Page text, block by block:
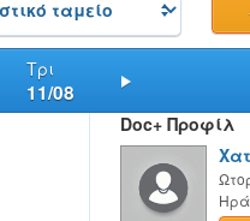
Τρι
11/08
Doc+ Προφίλ